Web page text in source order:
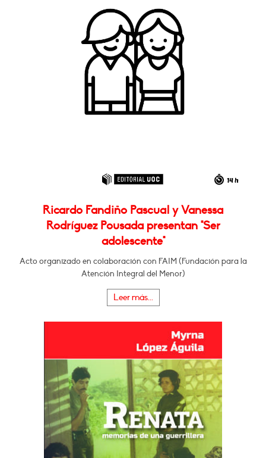
Ricardo Fandiño Pascual y Vanessa
Rodríguez Pousada presentan "Ser
adolescente"
Acto organizado en colaboración con FAIM (Fundación para la
Atención Integral del Menor)
Leer más...